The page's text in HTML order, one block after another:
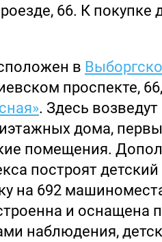
66. К покупке
в
проспекте,
. Здесь
дома,
помещения.
построят
на 692
и
наблюдения,